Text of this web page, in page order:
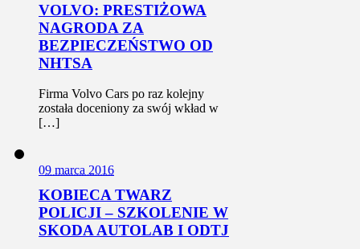
VOLVO: PRESTIŻOWA
NAGRODA ZA
BEZPIECZEŃSTWO OD
NHTSA
Firma Volvo Cars po raz kolejny
została doceniony za swój wkład w
[…]
09 marca 2016
KOBIECA TWARZ
POLICJI – SZKOLENIE W
SKODA AUTOLAB I ODTJ